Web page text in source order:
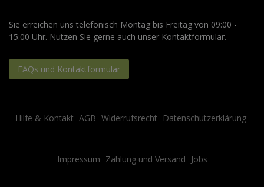
Sie erreichen uns telefonisch Montag bis Freitag von 09:00 -
15:00 Uhr. Nutzen Sie gerne auch unser Kontaktformular.
FAQs und Kontaktformular
Hilfe & Kontakt AGB Widerrufsrecht Datenschutzerklärung
Impressum Zahlung und Versand Jobs